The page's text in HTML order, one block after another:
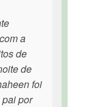
a
de
de
foi
por